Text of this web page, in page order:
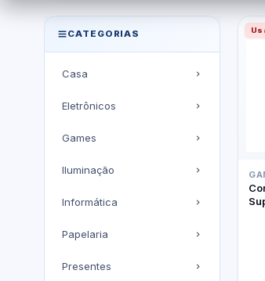
MicroTi — Sua loja de
CATEGORIAS
Casa
Eletrônicos
Games
Iluminação
Informática
Papelaria
Presentes